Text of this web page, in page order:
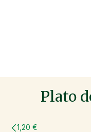
Plato
1,20 €